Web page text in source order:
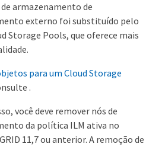
armazenamento de
externo foi substituído pelo
Storage Pools, que oferece mais
para um Cloud Storage
.
você deve remover nós de
da política ILM ativa no
11,7 ou anterior. A remoção de